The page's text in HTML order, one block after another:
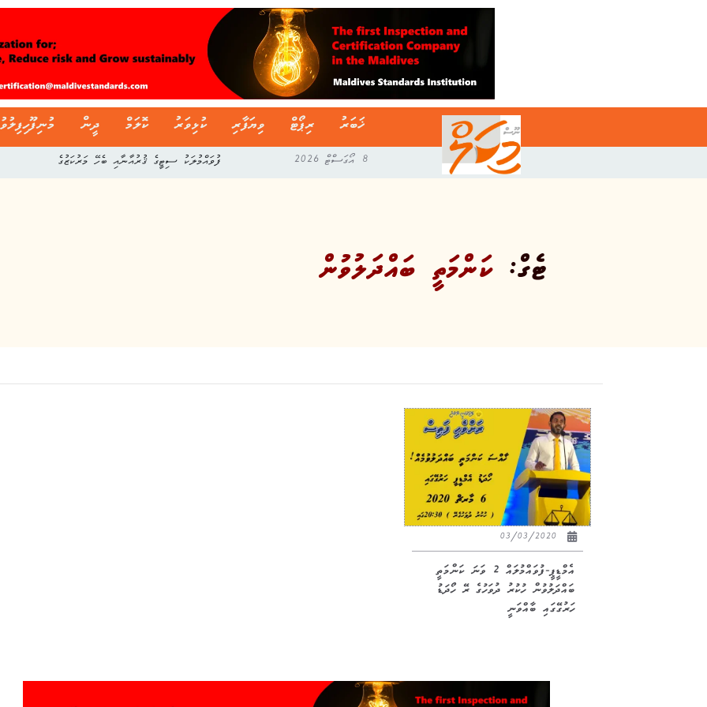
ޚަބަރު ރިޕޯޓް ވިޔަފާރި ކުޅިވަރު ކޮލަމް ދީން
8 އޯގަސްޓް 2026 ފުވައްމުލަކު ސިޓީގެ ޤުރުއާނާއި ބެހޭ މަރުކަޒުގެ
ޓެގް: ކަންމަތީ ބައްދަލުވުން
03/03/2020
އެމްޑީޕީ-ފުވައްމުލައް 2 ވަނަ ކަންމަތީ
ބައްދަލުވުން ހުކުރު ދުވަހުގެ ރޭ ހޯދަޑު
ހަރުގޭގައި ބާއްވަނީ